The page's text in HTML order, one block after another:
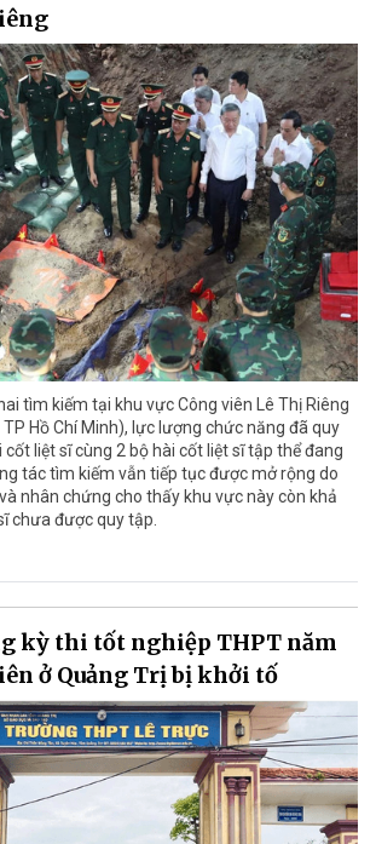
tìm kiếm tại khu vực Công viên Lê Thị Riêng
Hồ Chí Minh), lực lượng chức năng đã quy
liệt sĩ cùng 2 bộ hài cốt liệt sĩ tập thể đang
tác tìm kiếm vẫn tiếp tục được mở rộng do
nhân chứng cho thấy khu vực này còn khả
chưa được quy tập.
kỳ thi tốt nghiệp THPT năm
ở Quảng Trị bị khởi tố